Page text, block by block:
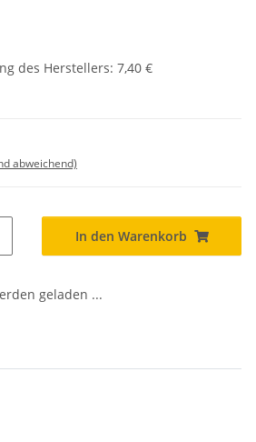
des Herstellers: 7,40 €
abweichend)
In den Warenkorb
geladen ...